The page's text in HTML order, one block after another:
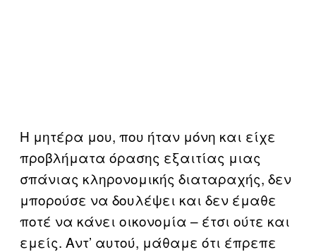
Η μητέρα μου, που ήταν μόνη και είχε
προβλήματα όρασης εξαιτίας μιας
σπάνιας κληρονομικής διαταραχής, δεν
μπορούσε να δουλέψει και δεν έμαθε
ποτέ να κάνει οικονομία – έτσι ούτε και
εμείς. Αντ’ αυτού, μάθαμε ότι έπρεπε